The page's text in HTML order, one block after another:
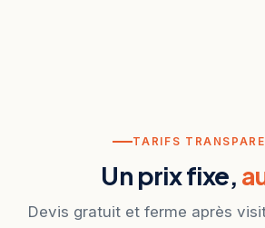
TARIFS
Un prix fixe,
Devis gratuit et ferme après